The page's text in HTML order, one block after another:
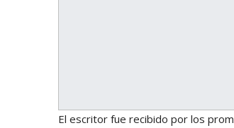
El escritor fue recibido por los